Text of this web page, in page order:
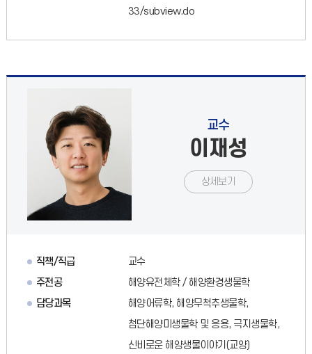
33/subview.do
교수
이재성
상세보기
직책/직급
교수
주전공
해양유전체학 / 해양환경생물학
담당과목
해양어류학, 해양무척추생물학,
첨단해양미생물학 및 응용, 극지생물학,
신비로운 해양생물이야기(교양)